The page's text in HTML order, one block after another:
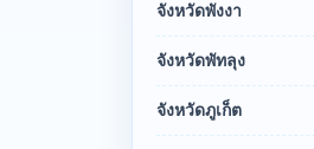
จังหวัดพังงา
จังหวัดพัทลุง
จังหวัดภูเก็ต